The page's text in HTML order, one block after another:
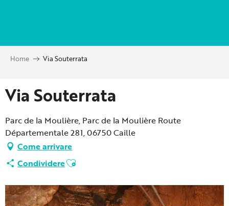
principal
Home Via Souterrata
Via Souterrata
Parc de la Moulière, Parc de la Moulière Route
Départementale 281, 06750 Caille
Come arrivare
CondividereAjouter aux favoris